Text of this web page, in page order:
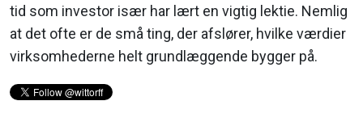
tid som investor især har lært en vigtig lektie. Nemlig
at det ofte er de små ting, der afslører, hvilke værdier
virksomhederne helt grundlæggende bygger på.